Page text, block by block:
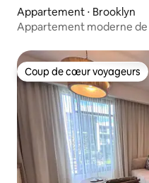
Appartement ⋅ Brooklyn
Appartement moderne
Coup de cœur voyageurs
Coup de cœur voyageurs